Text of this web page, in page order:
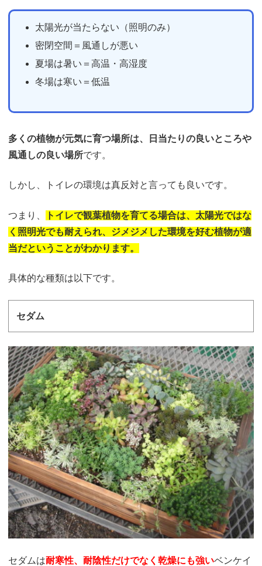
太陽光が当たらない（照明のみ）
密閉空間＝風通しが悪い
夏場は暑い＝高温・高湿度
冬場は寒い＝低温
多くの植物が元気に育つ場所は、日当たりの良いところや
風通しの良い場所です。
しかし、トイレの環境は真反対と言っても良いです。
つまり、 トイレで観葉植物を育てる場合は、太陽光ではな
く照明光でも耐えられ、ジメジメした環境を好む植物が適
当だということがわかります。
具体的な種類は以下です。
セダム
セダムは耐寒性、耐陰性だけでなく乾燥にも強いベンケイ